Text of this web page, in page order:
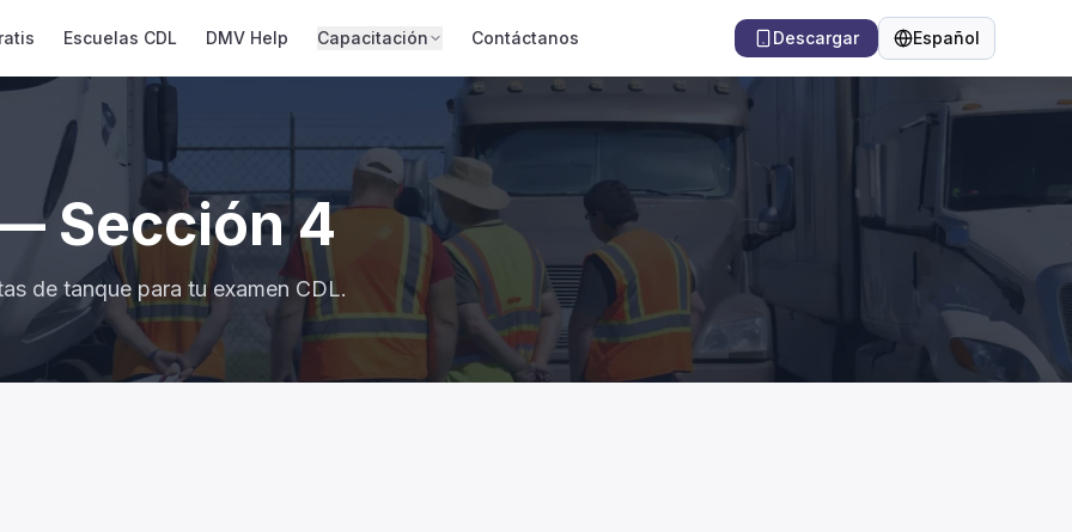
Escuelas CDL DMV Help Capacitación Contáctanos Descargar Español
Idioma
Sección4
detanque para tu examen CDL.
verificar es: